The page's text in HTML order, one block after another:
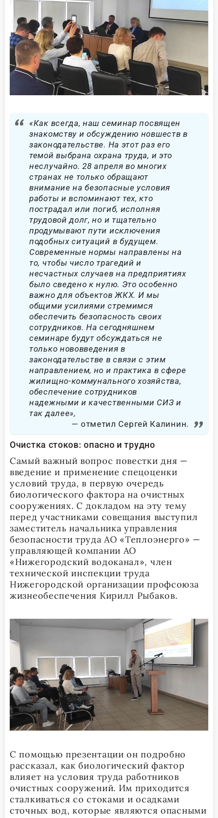
«Как всегда, наш семинар посвящен
знакомству и обсуждению новшеств в
законодательстве. На этот раз его
темой выбрана охрана труда, и это
неслучайно. 28 апреля во многих
странах не только обращают
внимание на безопасные условия
работы и вспоминают тех, кто
пострадал или погиб, исполняя
трудовой долг, но и тщательно
продумывают пути исключения
подобных ситуаций в будущем.
Современные нормы направлены на
то, чтобы число трагедий и
несчастных случаев на предприятиях
было сведено к нулю. Это особенно
важно для объектов ЖКХ. И мы
общими усилиями стремимся
обеспечить безопасность своих
сотрудников. На сегодняшнем
семинаре будут обсуждаться не
только нововведения в
законодательстве в связи с этим
направлением, но и практика в сфере
жилищно-коммунального хозяйства,
обеспечение сотрудников
надежными и качественными СИЗ и
так далее»,
отметил Сергей Калинин.
Очистка стоков: опасно и трудно
Самый важный вопрос повестки дня —
введение и применение спецоценки
условий труда, в первую очередь
биологического фактора на очистных
сооружениях. С докладом на эту тему
перед участниками совещания выступил
заместитель начальника управления
безопасности труда АО «Теплоэнерго» —
управляющей компании АО
«Нижегородский водоканал», член
технической инспекции труда
Нижегородской организации профсоюза
жизнеобеспечения Кирилл Рыбаков.
С помощью презентации он подробно
рассказал, как биологический фактор
влияет на условия труда работников
очистных сооружений. Им приходится
сталкиваться со стоками и осадками
сточных вод, которые являются опасными